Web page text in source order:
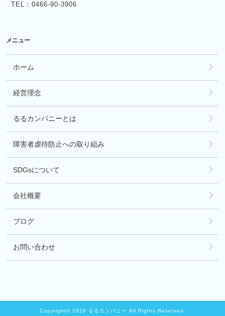
TEL：0466-90-3906
メニュー
ホーム
経営理念
るるカンパニーとは
障害者虐待防止への取り組み
SDGsについて
会社概要
ブログ
お問い合わせ
Copyright© 2026 るるカンパニー All Rights Reserved.